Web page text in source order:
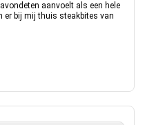
aanvoelt als een hele
er bij mij thuis steakbites van